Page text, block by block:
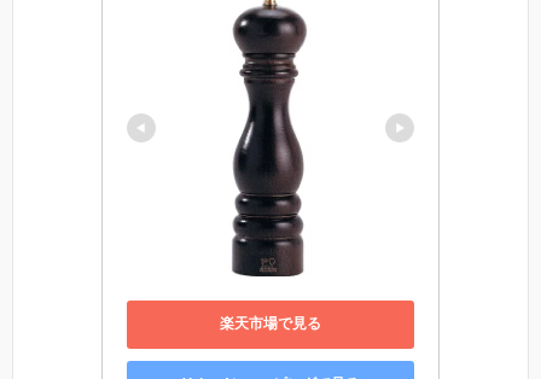
楽天市場で見る